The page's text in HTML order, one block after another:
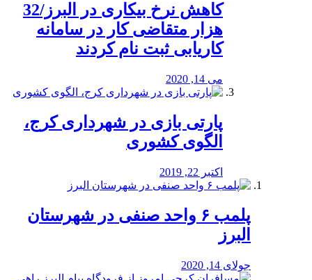
کاهش نرخ بیکاری در البرز/32
هزار متقاضی کار در سامانه
کاریابی ثبت نام کردند
می 14, 2020
پارتی بازی در شهرداری کرج،
الگوی کشوری
اکتبر 22, 2019
پلمب ۶ واحد صنفی در شهرستان
البرز
جولای 14, 2020